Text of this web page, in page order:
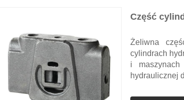
Część
Żeliwna
cylindrach
i
hydraulicznej